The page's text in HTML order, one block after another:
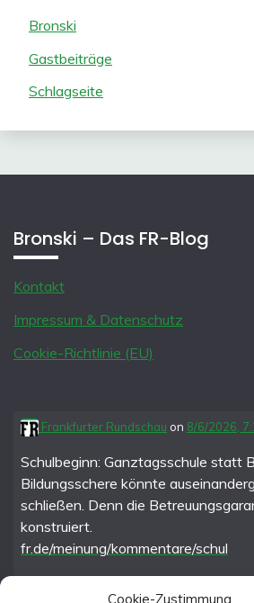
Cookie-Zustimmung
Bronski
Gastbeiträge
Schlagseite
Bronski – Das FR-Blog
Kontakt
Impressum & Datenschutz
Cookie-Richtlinie (EU)
Frankfurter Rundschau on 8/6/2026,
Schulbeginn: Ganztagsschule statt
Bildungsschere könnte
schließen. Denn die
konstruiert.
fr.de/meinung/kommentare/schul